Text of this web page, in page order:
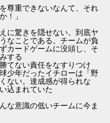
尊重できないなんて、それ
！」
に驚きを隠せない。到底ヤ
なことである。チームが負
カードゲームに没頭し、そ
する
てない責任をなすりつけ
少年だったイチローは「野
ない。達成感が得られな
込まれていた
な意識の低いチームに今ま